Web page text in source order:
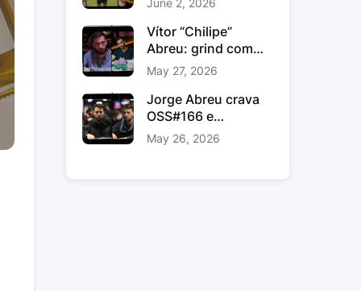
ligação fora das
mesas
June 2, 2026
Vítor “Chilipe”
Abreu: grind com
método, estudo e
volume inteligente
May 27, 2026
Jorge Abreu crava
OSS#166 e
conquista prémio
gordo na WPN
May 26, 2026